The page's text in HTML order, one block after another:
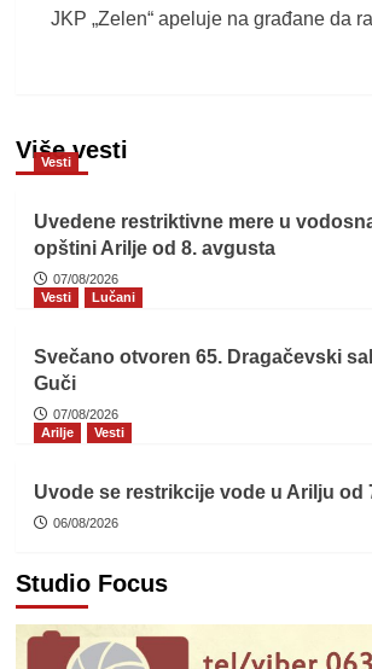
JKP „Zelen“ apeluje na građane da
Više vesti
Vesti
Uvedene restriktivne mere u
opštini Arilje od 8. avgusta
07/08/2026
Vesti
Lučani
Svečano otvoren 65. Dragačevski
Guči
07/08/2026
Arilje
Vesti
Uvode se restrikcije vode u Arilju od
06/08/2026
Studio Focus